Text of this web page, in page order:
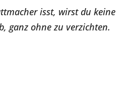
isst, wirst du keine
ganz ohne zu verzichten.